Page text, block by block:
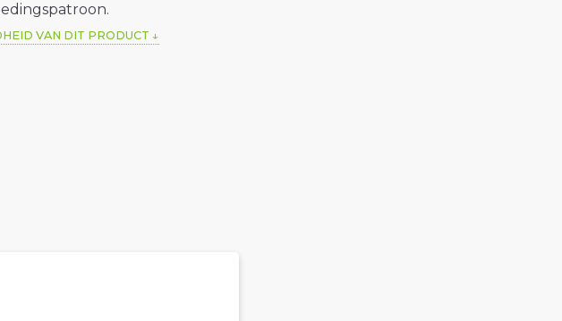
VAN DIT PRODUCT